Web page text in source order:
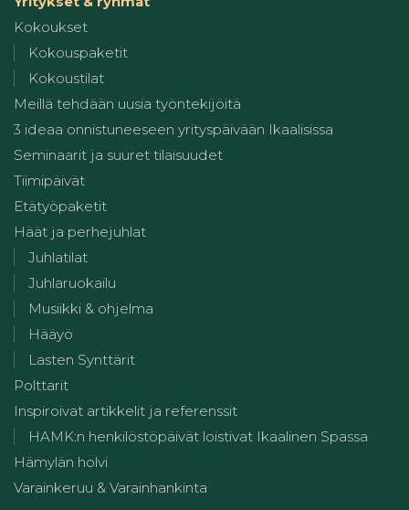
Kokoukset
Kokouspaketit
Kokoustilat
Meillä tehdään uusia työntekijöitä
3 ideaa onnistuneeseen yrityspäivään Ikaalisissa
Seminaarit ja suuret tilaisuudet
Tiimipäivät
Etätyöpaketit
Häät ja perhejuhlat
Juhlatilat
Juhlaruokailu
Musiikki & ohjelma
Hääyö
Lasten Synttärit
Polttarit
Inspiroivat artikkelit ja referenssit
HAMK:n henkilöstöpäivät loistivat Ikaalinen Spassa
Hämylän holvi
Varainkeruu & Varainhankinta